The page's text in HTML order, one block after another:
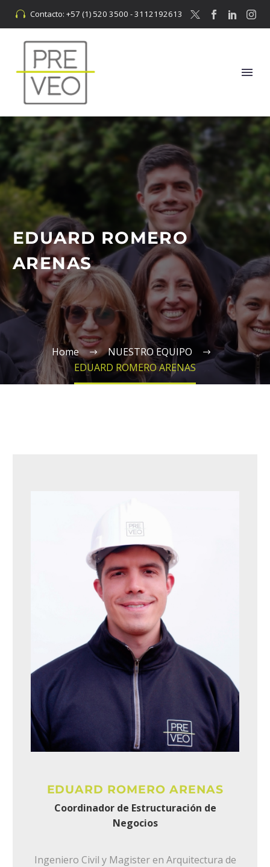

 Contacto: +57 (1) 520 3500 - 3112192613
EDUARD ROMERO
ARENAS
Home
NUESTRO EQUIPO
EDUARD ROMERO ARENAS
EDUARD ROMERO ARENAS
Coordinador de Estructuración de
Negocios
Ingeniero Civil y Magister en Arquitectura de